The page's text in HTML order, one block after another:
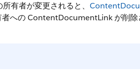
有者が変更されると、
者への ContentDocumentLink が削